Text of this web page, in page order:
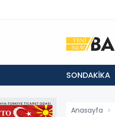
SONDAKİKA
Anasayfa